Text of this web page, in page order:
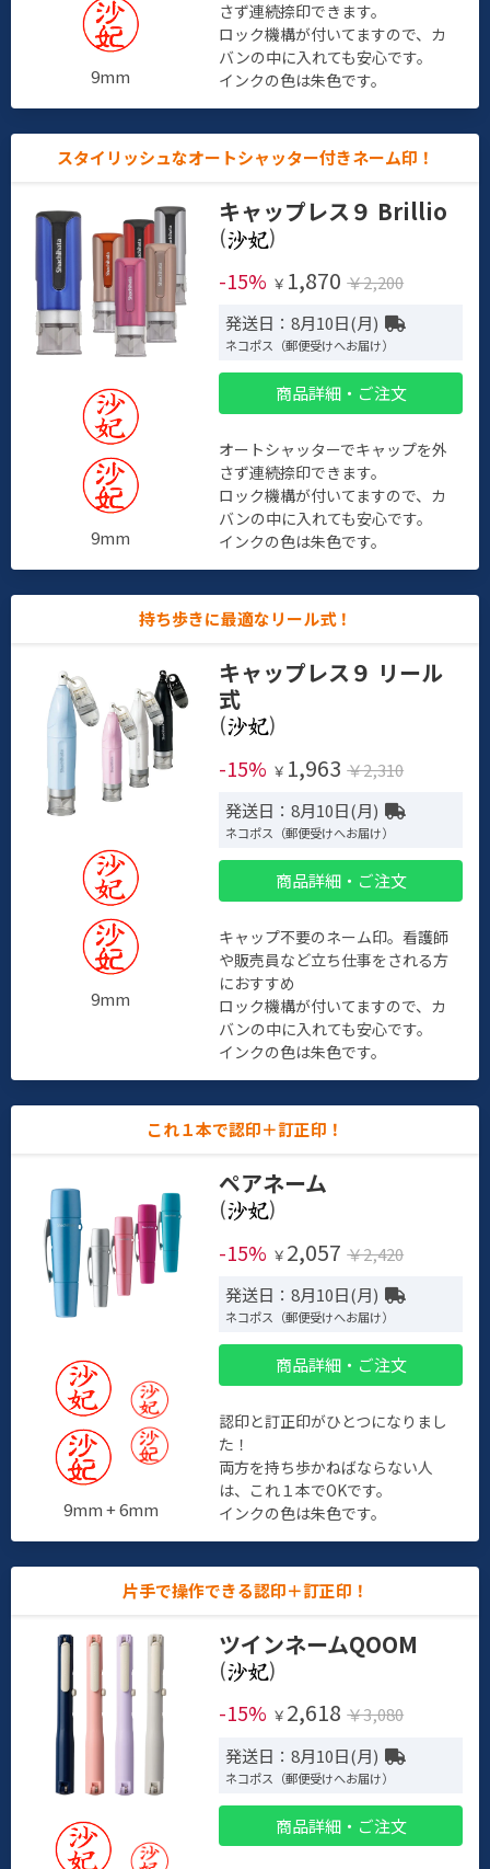
9mm
さず連続捺印できます。
ロック機構が付いてますので、カ
バンの中に入れても安心です。
インクの色は朱色です。
スタイリッシュなオートシャッター付きネーム印！
9mm
キャップレス９ Brillio
(
)
-15% ￥ 1,870 ￥2,200
発送日：8月10日(月)
ネコポス（郵便受けへお届け）
商品詳細・ご注文
オートシャッターでキャップを外
さず連続捺印できます。
ロック機構が付いてますので、カ
バンの中に入れても安心です。
インクの色は朱色です。
持ち歩きに最適なリール式！
9mm
キャップレス９ リール
式
(
)
-15% ￥ 1,963 ￥2,310
発送日：8月10日(月)
ネコポス（郵便受けへお届け）
商品詳細・ご注文
キャップ不要のネーム印。看護師
や販売員など立ち仕事をされる方
におすすめ
ロック機構が付いてますので、カ
バンの中に入れても安心です。
インクの色は朱色です。
これ１本で認印＋訂正印！
9mm + 6mm
ペアネーム
(
)
-15% ￥ 2,057 ￥2,420
発送日：8月10日(月)
ネコポス（郵便受けへお届け）
商品詳細・ご注文
認印と訂正印がひとつになりまし
た！
両方を持ち歩かねばならない人
は、これ１本でOKです。
インクの色は朱色です。
片手で操作できる認印＋訂正印！
ツインネームQOOM
(
)
-15% ￥ 2,618 ￥3,080
発送日：8月10日(月)
ネコポス（郵便受けへお届け）
商品詳細・ご注文